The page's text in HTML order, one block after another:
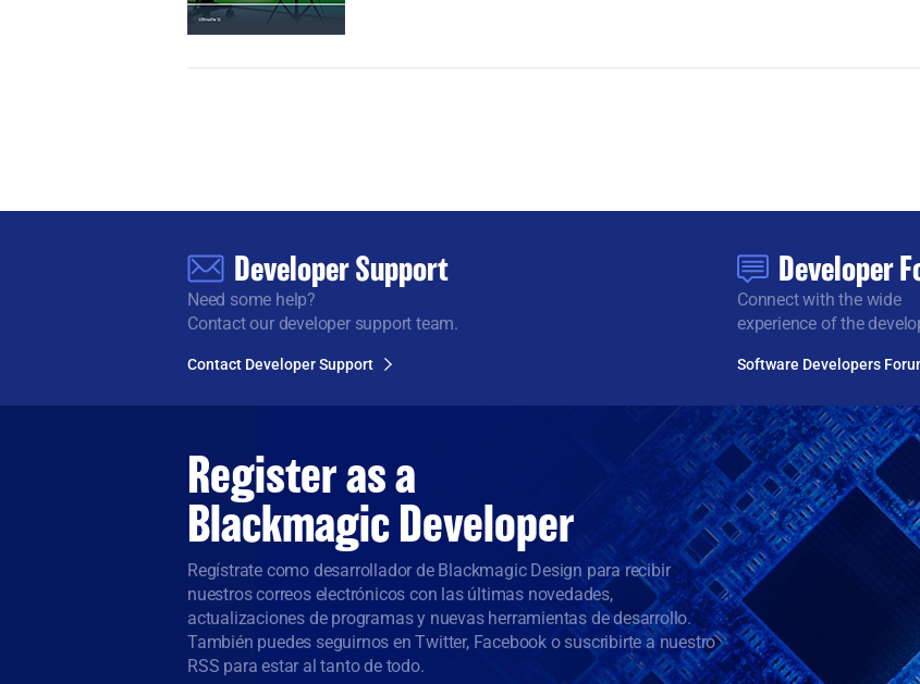
Developer Support
Need some help?
Contact our developer support team.
Contact Developer Support
Developer
Connect with the wide
experience of the
Software Developers
Register as a
Blackmagic Developer
Regístrate como desarrollador de Blackmagic Design para recibir
nuestros correos electrónicos con las últimas novedades,
actualizaciones de programas y nuevas herramientas de desarrollo.
También puedes seguirnos en Twitter, Facebook o suscribirte a nuestro
RSS para estar al tanto de todo.